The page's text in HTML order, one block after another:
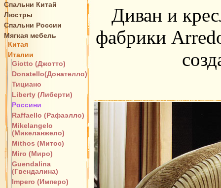
Спальни Китай
Люстры
Спальни России
Мягкая мебель
Китая
Италии
Giotto (Джотто)
Donatello(Донателло)
Тициано
Liberty (Либерти)
Россини
Raffaello (Рафаэлло)
Mikelangelo
(Микеланжело)
Mithos (Митос)
Miro (Миро)
Guendalina
(Гвендалина)
Impero (Имперо)
Диван и
фабрики